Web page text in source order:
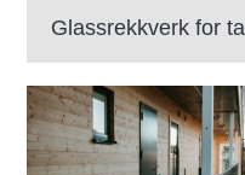
Glassrekkverk for